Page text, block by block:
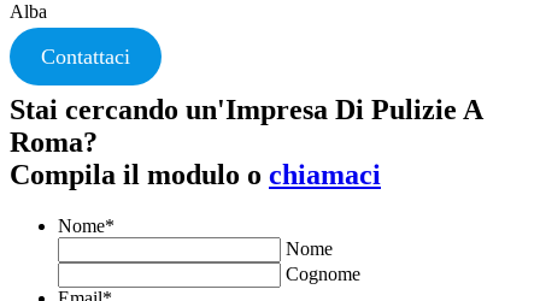
Alba
Contattaci
Stai cercando un'Impresa Di Pulizie A
Roma?
Compila il modulo o chiamaci
Nome*
Nome
Cognome